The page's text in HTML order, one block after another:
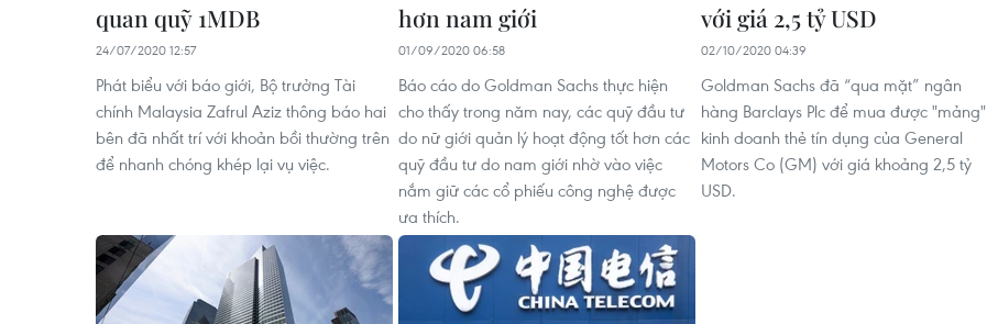
quan quỹ 1MDB
24/07/2020 12:57
Phát biểu với báo giới, Bộ trưởng Tài
chính Malaysia Zafrul Aziz thông báo hai
bên đã nhất trí với khoản bồi thường trên
để nhanh chóng khép lại vụ việc.
hơn nam giới
01/09/2020 06:58
Báo cáo do Goldman Sachs thực hiện
cho thấy trong năm nay, các quỹ đầu tư
do nữ giới quản lý hoạt động tốt hơn các
quỹ đầu tư do nam giới nhờ vào việc
nắm giữ các cổ phiếu công nghệ được
ưa thích.
với giá 2,5 tỷ USD
02/10/2020 04:39
Goldman Sachs đã “qua mặt” ngân
hàng Barclays Plc để mua được "mảng"
kinh doanh thẻ tín dụng của General
Motors Co (GM) với giá khoảng 2,5 tỷ
USD.